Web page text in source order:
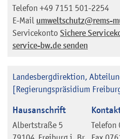
Telefon +49 7151 501-2254
E-Mail umweltschutz@rems-
Servicekonto Sichere
service-bw.de senden
Landesbergdirektion,
[Regierungspräsidium
Hausanschrift
Albertstraße 5
Telefon